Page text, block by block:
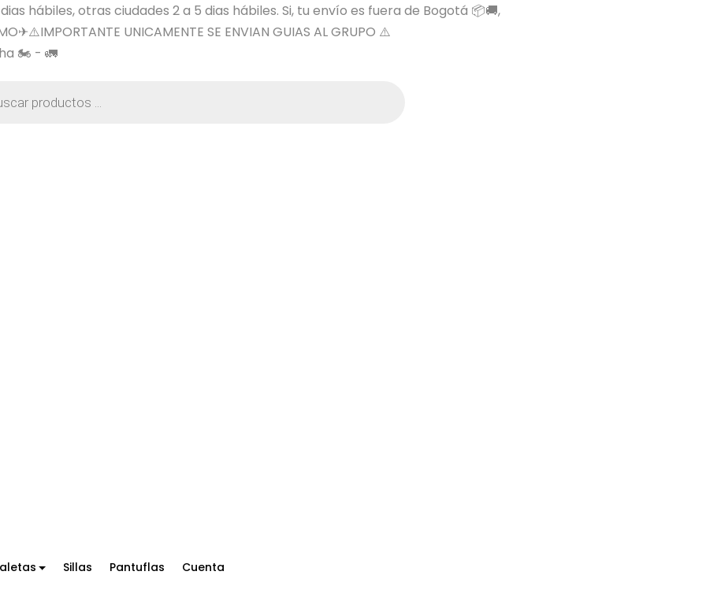
hábiles, otras ciudades 2 a 5 dias hábiles. Si, tu envío es fuera de Bogotá 📦🚚,
UNICAMENTE SE ENVIAN GUIAS AL GRUPO ⚠️
🏍️ - 🚛
Sillas Pantuflas Cuenta